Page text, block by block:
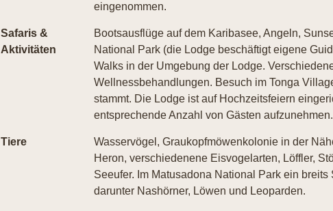
eingenommen.
Safaris &
Aktivitäten
Bootsausflüge auf dem Karibasee, Angeln,
National Park (die Lodge beschäftigt eigene
Walks in der Umgebung der Lodge.
Wellnessbehandlungen. Besuch im Tonga
stammt. Die Lodge ist auf Hochzeitsfeiern
entsprechende Anzahl von Gästen aufzunehmen.
Tiere
Wasservögel, Graukopfmöwenkolonie in der
Heron, verschiedenene Eisvogelarten, Löffler,
Seeufer. Im Matusadona National Park ein
darunter Nashörner, Löwen und Leoparden.